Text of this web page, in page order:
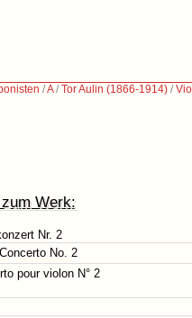
/A/Tor Aulin (1866-1914) /
Werk:
Nr. 2
No. 2
pour violon N° 2